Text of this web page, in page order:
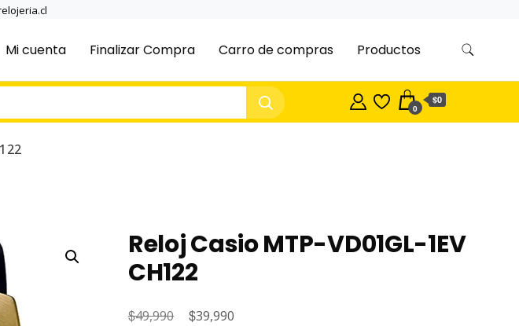
Mi cuenta Finalizar Compra Carro de compras Productos
0
$0
Reloj Casio MTP-VD01GL-1EV
CH122
$49,990
El
$39,990